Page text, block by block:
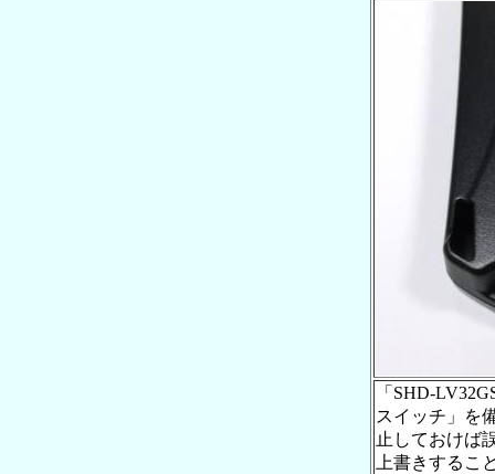
「SHD-
スイッチ」を
止しておけば
上書きするこ